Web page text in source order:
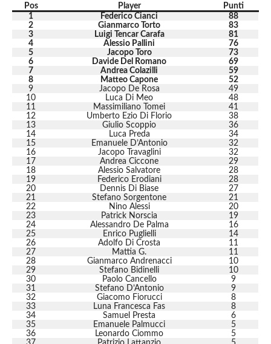
Pos Player
Punti
1
Federico Cianci
88
2
Gianmarco Torto
83
3
Luigi Tencar Carafa
81
4
Alessio Pallini
76
5
Jacopo Toro
73
6
Davide Del Romano
69
7
Andrea Colazilli
59
8
Matteo Capone
52
9
Jacopo De Rosa
49
10
Luca Di Meo
48
11
Massimiliano Tomei
41
12
Umberto Ezio Di Florio
38
13
Giulio Scoppio
36
14
Luca Preda
34
15
Emanuele D’Antonio
32
16
Jacopo Travaglini
32
17
Andrea Ciccone
29
18
Alessio Salvatore
28
19
Federico Erodiani
28
20
Dennis Di Biase
27
21
Stefano Sorgentone
21
22
Nino Alessi
20
23
Patrick Norscia
19
24
Alessandro De Palma
16
25
Enrico Puglielli
14
26
Adolfo Di Crosta
11
27
Mattia G.
11
28
Gianmarco Andrenacci
10
29
Stefano Bidinelli
10
30
Paolo Cancello
9
31
Stefano D’Antonio
9
32
Giacomo Fiorucci
8
33
Luna Francesca Fas
8
34
Samuel Presta
6
35
Emanuele Palmucci
5
36
Leonardo Ciommo
5